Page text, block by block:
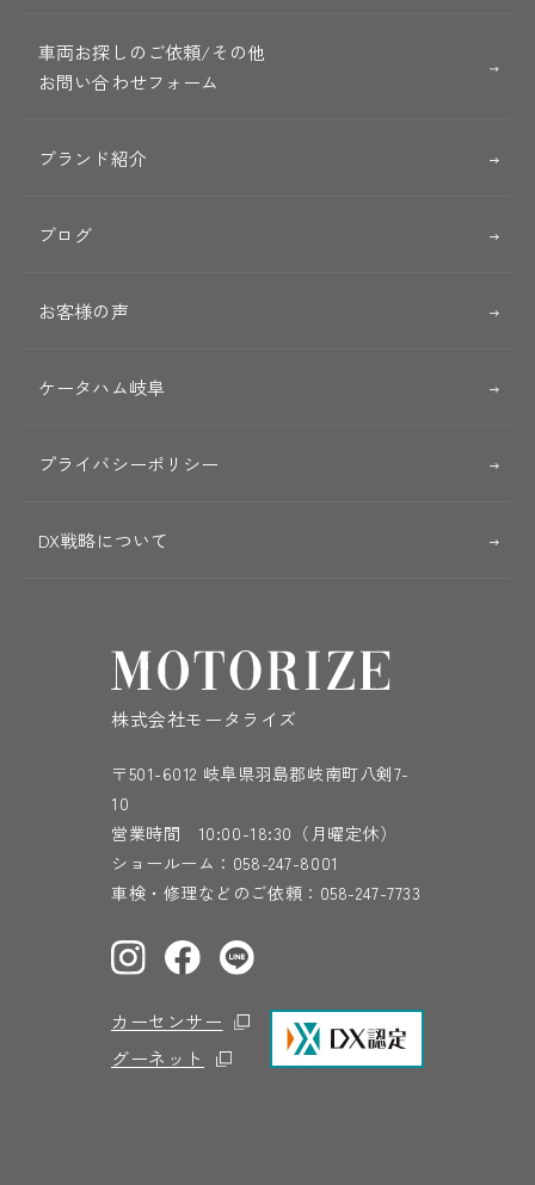
車両お探しのご依頼/その他
お問い合わせフォーム
ブランド紹介
ブログ
お客様の声
ケータハム岐阜
プライバシーポリシー
DX戦略について
株式会社モータライズ
〒501-6012 岐阜県羽島郡岐南町八剣7-
10
営業時間 10:00-18:30（月曜定休）
ショールーム： 058-247-8001
車検・修理などのご依頼： 058-247-7733
カーセンサー
グーネット